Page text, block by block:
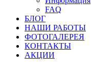
FAQ
БЛОГ
НАШИ РАБОТЫ
ФОТОГАЛЕРЕЯ
КОНТАКТЫ
АКЦИИ